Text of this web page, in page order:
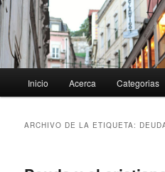
principal
Inicio Acerca Categorias
ARCHIVO DE LA ETIQUETA: